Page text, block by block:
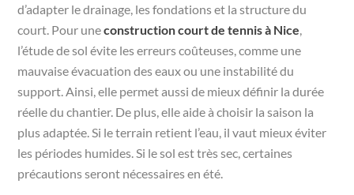
d’adapter le drainage, les fondations et la structure du
court. Pour uneconstruction court de tennis à Nice,
l’étude de sol évite les erreurs coûteuses, comme une
mauvaise évacuation des eaux ou une instabilité du
support. Ainsi, elle permet aussi de mieux définir la durée
réelle du chantier. De plus, elle aide à choisir la saison la
plus adaptée. Si le terrain retient l’eau, il vaut mieux éviter
les périodes humides. Si le sol est très sec, certaines
précautions seront nécessaires en été.